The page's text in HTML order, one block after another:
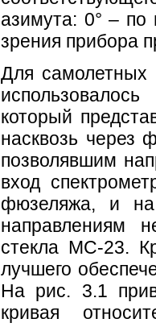
азимута: 0° – по
зрения прибора
Для самолетных
который
насквозь через
позволявшим
вход
фюзеляжа, и
направлениям
стекла МС-23.
лучшего
На рис. 3.1
кривая